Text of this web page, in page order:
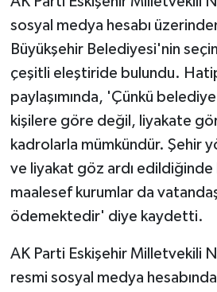
sosyal medya hesabı
Büyükşehir Belediyesi'nin
çeşitli eleştiride bulundu.
paylaşımında, 'Çünkü
kişilere göre değil, liyakate
kadrolarla mümkündür. Şehir
ve liyakat göz ardı edildiğinde
maalesef kurumlar da
ödemektedir' diye kaydetti.
AK Parti Eskişehir Milletvekili
resmi sosyal medya